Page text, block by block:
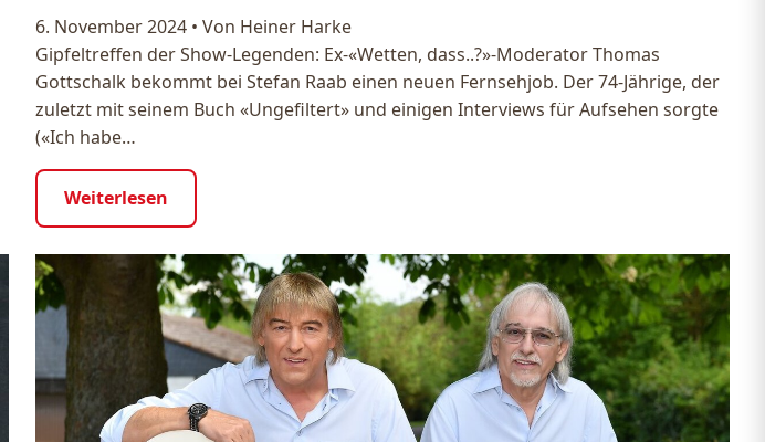
6. November 2024 • Von Heiner Harke
Gipfeltreffen der Show-Legenden: Ex-«Wetten, dass..?»-Moderator Thomas
Gottschalk bekommt bei Stefan Raab einen neuen Fernsehjob. Der 74-Jährige, der
zuletzt mit seinem Buch «Ungefiltert» und einigen Interviews für Aufsehen sorgte
(«Ich habe…
Weiterlesen